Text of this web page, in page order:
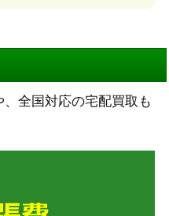
全国対応の宅配買取も